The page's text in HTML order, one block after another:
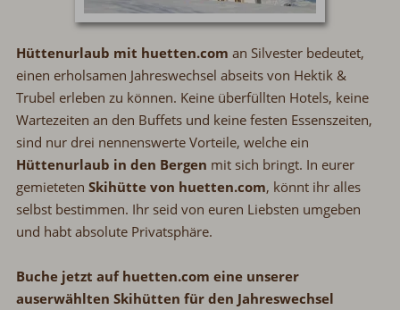
Hüttenurlaub mit huetten.com an Silvester bedeutet,
einen erholsamen Jahreswechsel abseits von Hektik &
Trubel erleben zu können. Keine überfüllten Hotels, keine
Wartezeiten an den Buffets und keine festen Essenszeiten,
sind nur drei nennenswerte Vorteile, welche ein
Hüttenurlaub in den Bergen mit sich bringt. In eurer
gemietetenSkihütte von huetten.com, könnt ihr alles
selbst bestimmen. Ihr seid von euren Liebsten umgeben
und habt absolute Privatsphäre.
Buche jetzt auf huetten.com eine unserer
auserwählten Skihütten für den Jahreswechsel